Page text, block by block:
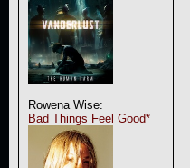
Rowena Wise:
Bad Things Feel Good*